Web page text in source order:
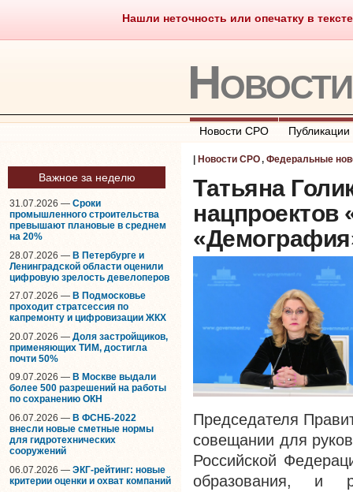
Нашли неточность или опечатку в
Саморегулирование Что
Новости СРО Публикации
Важное за неделю
31.07.2026 — Сроки
промышленного строительства
превышают плановые в среднем
на 20%
28.07.2026 — В Петербурге и
Ленинградской области оценили
цифровую зрелость девелоперов
27.07.2026 — В Подмосковье
проходит стратсессия по
капремонту и цифровизации ЖКХ
20.07.2026 — Доля застройщиков,
применяющих ТИМ, достигла
почти 50%
09.07.2026 — В Москве выдали
более 500 разрешений на работы
по сохранению ОКН
06.07.2026 — В ФСНБ-2022
внесли новые сметные нормы
для гидротехнических
сооружений
06.07.2026 — ЭКГ-рейтинг: новые
критерии оценки и охват компаний
Новости СРО, Федеральные
Татьяна
нацпроектов
Председателя
совещании для
Российской
образования, и